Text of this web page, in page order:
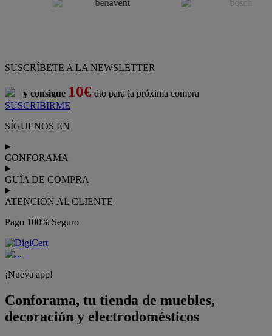
SUSCRÍBETE A LA NEWSLETTER
y consigue 10€ dto para la próxima compra
SUSCRIBIRME
SÍGUENOS EN
CONFORAMA
GUÍA DE COMPRA
ATENCIÓN AL CLIENTE
Pago 100% Seguro
¡Nueva app!
Conforama, tu tienda de muebles,
decoración y electrodomésticos